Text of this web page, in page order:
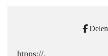
Delen
htpps://.